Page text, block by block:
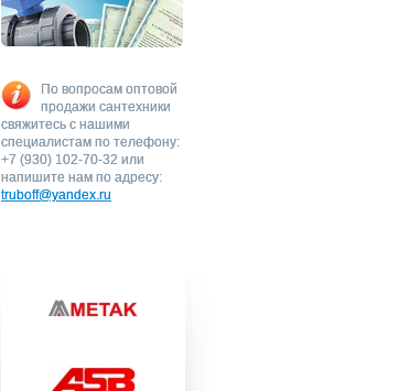
По вопросам оптовой
продажи сантехники
свяжитесь с нашими
специалистам по телефону:
+7 (930) 102-70-32 или
напишите нам по адресу:
truboff@yandex.ru